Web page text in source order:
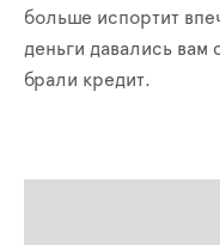
больше испортит
деньги давались вам
брали кредит.